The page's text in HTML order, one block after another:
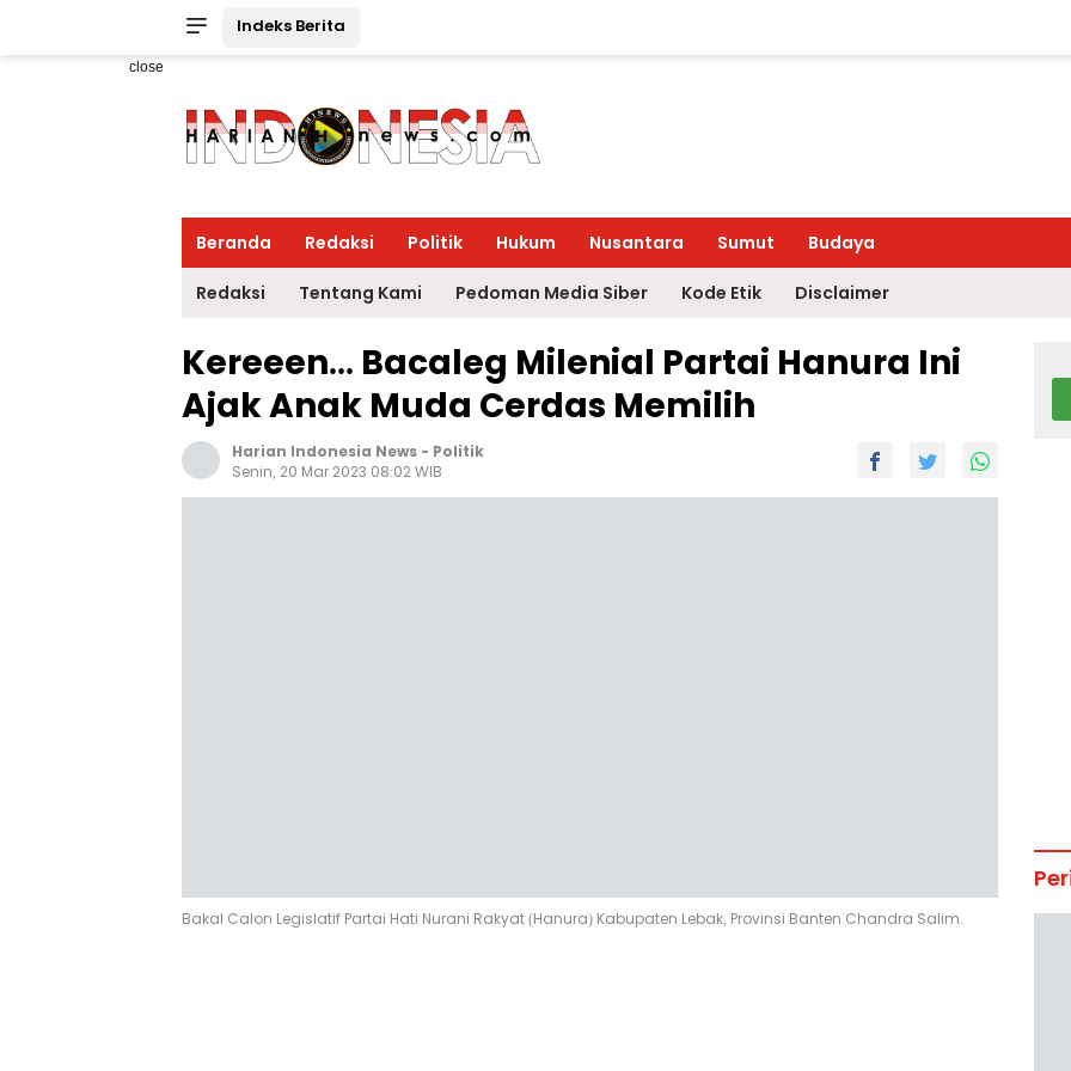
Indeks Berita
close
Beranda Redaksi Politik Hukum Nusantara Sumut Budaya
Redaksi Tentang Kami Pedoman Media Siber Kode Etik Disclaimer
Kereeen... Bacaleg Milenial Partai Hanura Ini
Ajak Anak Muda Cerdas Memilih
Harian Indonesia News - Politik
Senin, 20 Mar 2023 08:02 WIB
Bakal Calon Legislatif Partai Hati Nurani Rakyat (Hanura) Kabupaten Lebak, Provinsi Banten Chandra Salim.